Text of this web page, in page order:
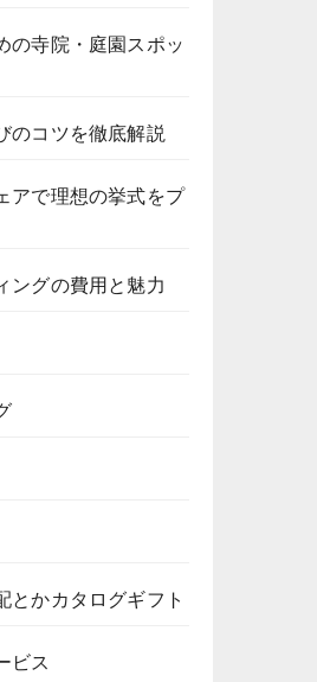
の寺院・庭園スポッ
のコツを徹底解説
アで理想の挙式をプ
ングの費用と魅力
とかカタログギフト
ビス